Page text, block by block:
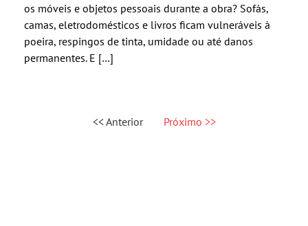
os móveis e objetos pessoais durante a obra? Sofás,
camas, eletrodomésticos e livros ficam vulneráveis à
poeira, respingos de tinta, umidade ou até danos
permanentes. E […]
<< Anterior Próximo >>